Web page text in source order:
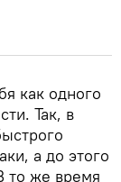
как одного
Так, в
а до этого
то же время